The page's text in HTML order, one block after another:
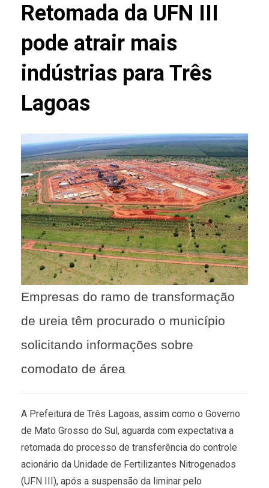
Retomada da UFN III
pode atrair mais
indústrias para Três
Lagoas
Empresas do ramo de transformação
de ureia têm procurado o município
solicitando informações sobre
comodato de área
A Prefeitura de Três Lagoas, assim como o Governo
de Mato Grosso do Sul, aguarda com expectativa a
retomada do processo de transferência do controle
acionário da Unidade de Fertilizantes Nitrogenados
(UFN III), após a suspensão da liminar pelo